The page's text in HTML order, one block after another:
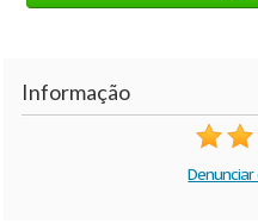
Informação